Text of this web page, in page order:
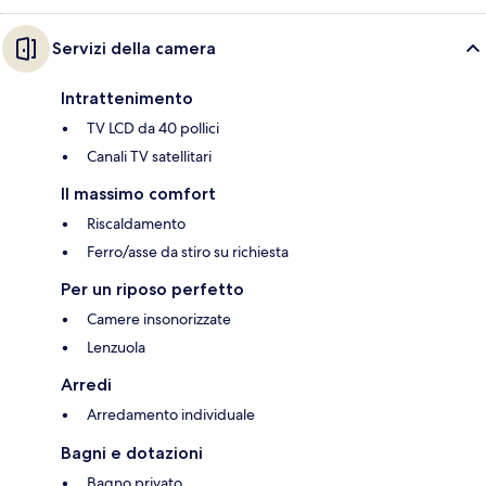
Servizi della camera
Intrattenimento
TV LCD da 40 pollici
Canali TV satellitari
Il massimo comfort
Riscaldamento
Ferro/asse da stiro su richiesta
Per un riposo perfetto
Camere insonorizzate
Lenzuola
Arredi
Arredamento individuale
Bagni e dotazioni